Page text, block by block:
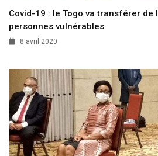
Covid-19 : le Togo va transférer de
personnes vulnérables
8 avril 2020